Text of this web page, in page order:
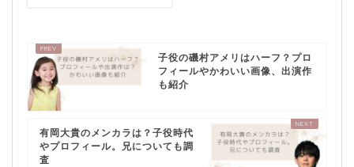
子役の磯村アメリはハーフ？プロ
フィールやかわいい画像、出演作
も紹介
有岡大貴のメンカラは？子役時代
やプロフィール。兄についても調
査